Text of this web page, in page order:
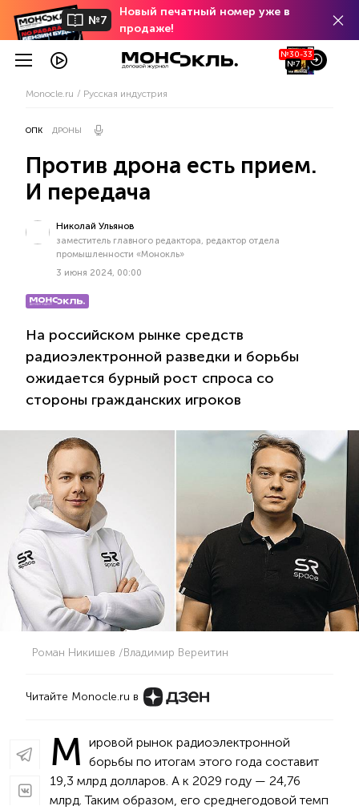
№7
Новый печатный номер уже в
продаже!
№30-33
№7
Monocle.ru Русская индустрия
ОПК ДРОНЫ
Против дрона есть прием.
И передача
Николай Ульянов
заместитель главного редактора, редактор отдела
промышленности «Монокль»
3 июня 2024, 00:00
На российском рынке средств
радиоэлектронной разведки и борьбы
ожидается бурный рост спроса со
стороны гражданских игроков
Роман Никишев /Владимир Вереитин
Читайте Monocle.ru в
М ировой рынок радиоэлектронной
борьбы по итогам этого года составит
19,3 млрд долларов. А к 2029 году — 24,76
млрд. Таким образом, его среднегодовой темп